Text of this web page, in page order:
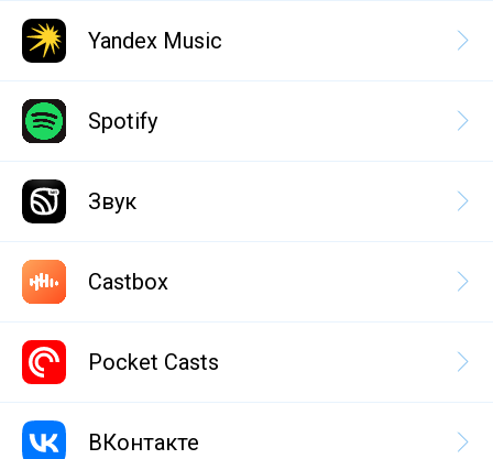
Yandex Music
Spotify
Звук
Castbox
Pocket Casts
ВКонтакте